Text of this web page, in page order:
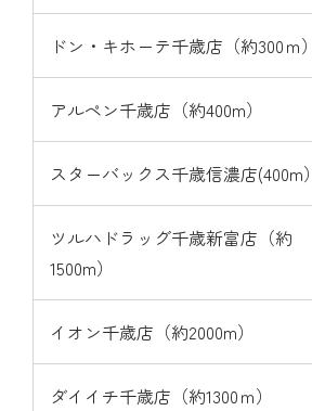
ドン・キホーテ千歳店（約300ｍ）
アルペン千歳店（約400m）
スターバックス千歳信濃店(400m）
ツルハドラッグ千歳新富店（約
1500m）
イオン千歳店（約2000m）
ダイイチ千歳店（約1300ｍ）